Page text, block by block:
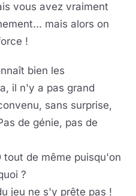
vous avez vraiment
mais alors on
!
bien les
il n'y a pas grand
sans surprise,
de génie, pas de
de même puisqu'on
?
jeu ne s'y prête pas !